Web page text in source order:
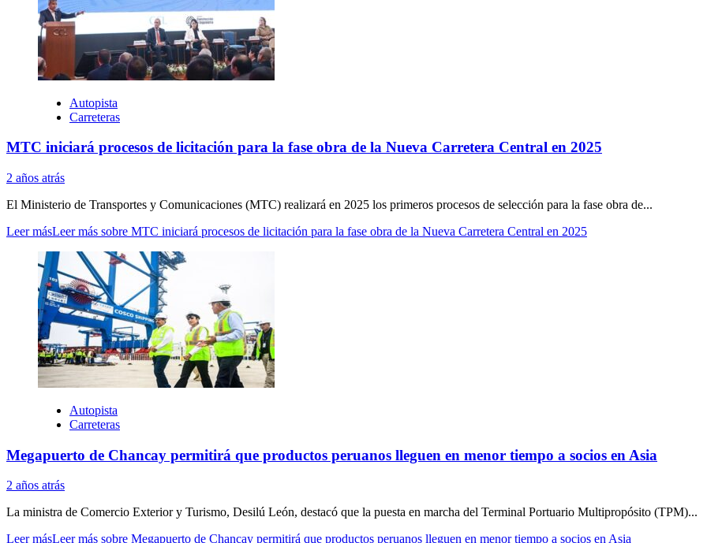
Autopista
Carreteras
MTC iniciará procesos de licitación para la fase obra de la Nueva Carretera Central en 2025
2 años atrás
El Ministerio de Transportes y Comunicaciones (MTC) realizará en 2025 los primeros procesos de selección para la fase obra de...
Leer másLeer más sobre MTC iniciará procesos de licitación para la fase obra de la Nueva Carretera Central en 2025
Autopista
Carreteras
Megapuerto de Chancay permitirá que productos peruanos lleguen en menor tiempo a socios en Asia
2 años atrás
La ministra de Comercio Exterior y Turismo, Desilú León, destacó que la puesta en marcha del Terminal Portuario Multipropósito (TPM)...
Leer másLeer más sobre Megapuerto de Chancay permitirá que productos peruanos lleguen en menor tiempo a socios en Asia